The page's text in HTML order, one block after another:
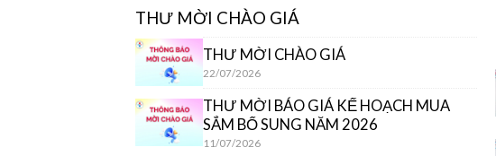
THƯ MỜI CHÀO GIÁ
THƯ MỜI CHÀO GIÁ
22/07/2026
THƯ MỜI BÁO GIÁ KẾ HOẠCH MUA
SẮM BỔ SUNG NĂM 2026
11/07/2026